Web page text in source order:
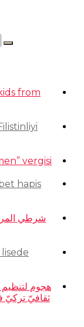
for:
from
vergisi
hapis
شرطي
هجوم